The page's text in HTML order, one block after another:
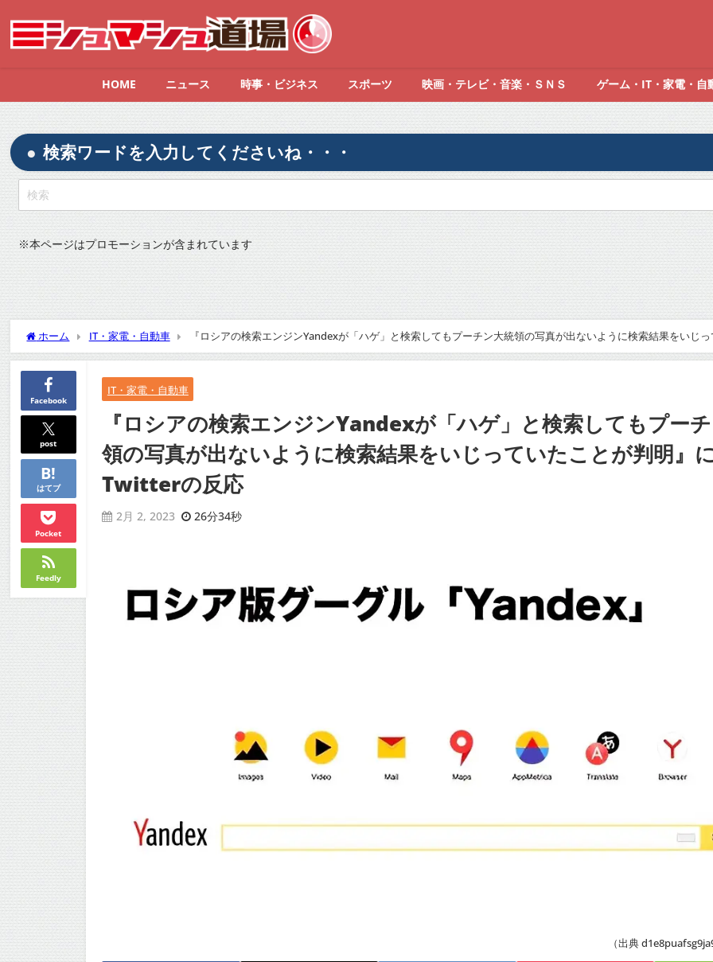
HOME ニュース 時事・ビジネス スポーツ 映画・テレビ・音楽・ＳＮＳ ゲーム・IT・家電・自
検索ワードを入力してくださいね・・・
※本ページはプロモーションが含まれています
ホーム IT・家電・自動車
『ロシアの検索エンジンYandexが「ハゲ」と検索してもプーチン大統領の写真が出ないように検索結果をいじ
明』についてTwitterの反応
Facebook
post
はてブ
Pocket
Feedly
IT・家電・自動車
『ロシアの検索エンジンYandexが「ハゲ」と検索してもプー
領の写真が出ないように検索結果をいじっていたことが判明』
Twitterの反応
2月 2, 2023 26分34秒
（出典